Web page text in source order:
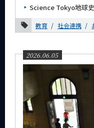
Science Tokyo地球史
教育 社会連携
2026.06.05